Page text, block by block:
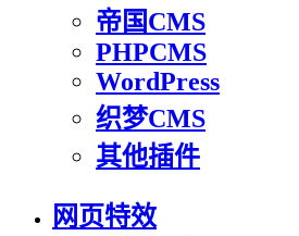
帝国CMS
PHPCMS
WordPress
织梦CMS
其他插件
网页特效